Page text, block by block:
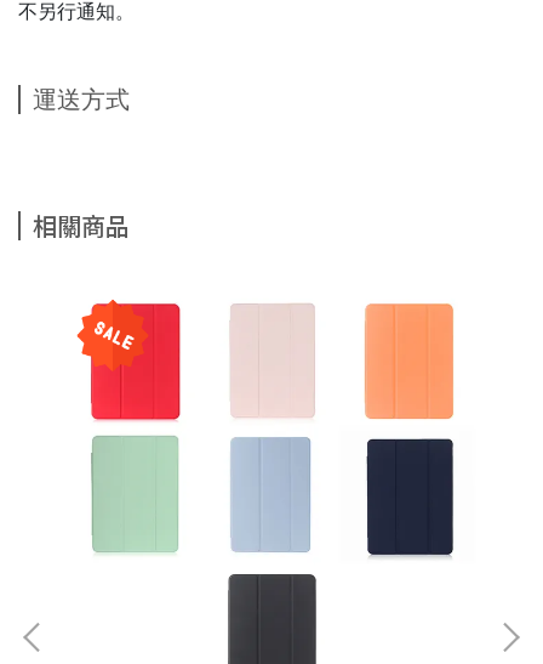
不另行通知。
運送方式
相關商品